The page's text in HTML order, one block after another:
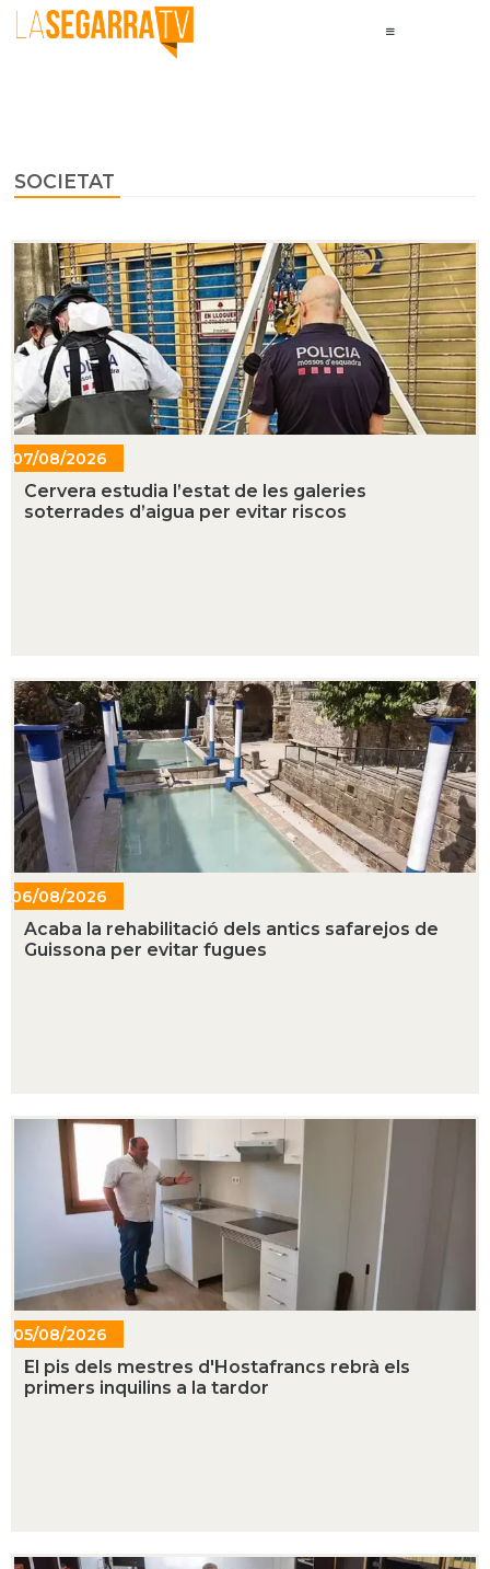
SOCIETAT
07/08/2026
- 12:56
Cervera estudia l’estat de les galeries
soterrades d’aigua per evitar riscos
06/08/2026
- 16:41
Acaba la rehabilitació dels antics safarejos de
Guissona per evitar fugues
05/08/2026
- 10:38
El pis dels mestres d'Hostafrancs rebrà els
primers inquilins a la tardor